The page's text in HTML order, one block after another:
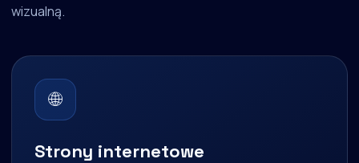
wizualną.
🌐
Strony internetowe